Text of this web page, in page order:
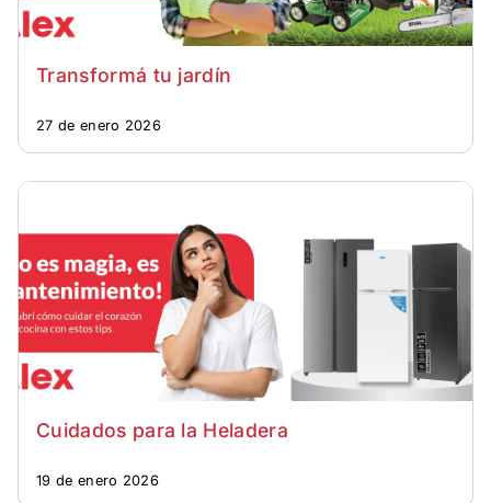
Transformá tu jardín
27 de enero 2026
Cuidados para la Heladera
19 de enero 2026